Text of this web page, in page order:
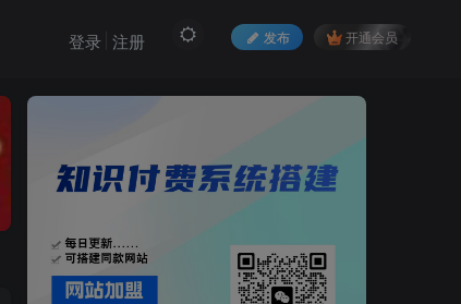
发布 开通会员
登录 注册